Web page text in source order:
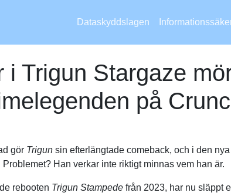
Dataskyddslagen
i Trigun Stargaze
på
gör Trigun sin efterlängtade comeback, och i den nya
Han verkar inte riktigt minnas vem han är.
rebooten Trigun Stampede från 2023, har nu släppt